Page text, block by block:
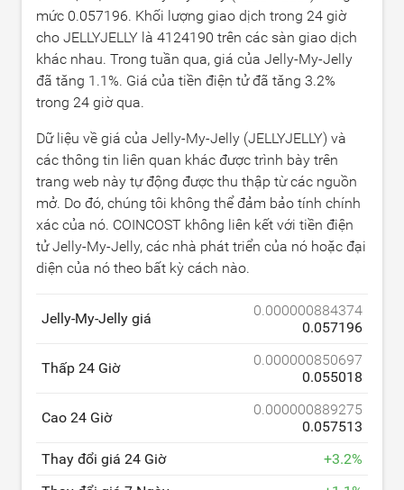
mức 0.057196. Khối lượng giao dịch trong 24 giờ
cho JELLYJELLY là 4124190 trên các sàn giao dịch
khác nhau. Trong tuần qua, giá của Jelly-My-Jelly
đã tăng 1.1%. Giá của tiền điện tử đã tăng 3.2%
trong 24 giờ qua.
Dữ liệu về giá của Jelly-My-Jelly (JELLYJELLY) và
các thông tin liên quan khác được trình bày trên
trang web này tự động được thu thập từ các nguồn
mở. Do đó, chúng tôi không thể đảm bảo tính chính
xác của nó. COINCOST không liên kết với tiền điện
tử Jelly-My-Jelly, các nhà phát triển của nó hoặc đại
diện của nó theo bất kỳ cách nào.
Jelly-My-Jelly giá
0.000000884374
0.057196
Thấp 24 Giờ
0.000000850697
0.055018
Cao 24 Giờ
0.000000889275
0.057513
Thay đổi giá 24 Giờ
+3.2%